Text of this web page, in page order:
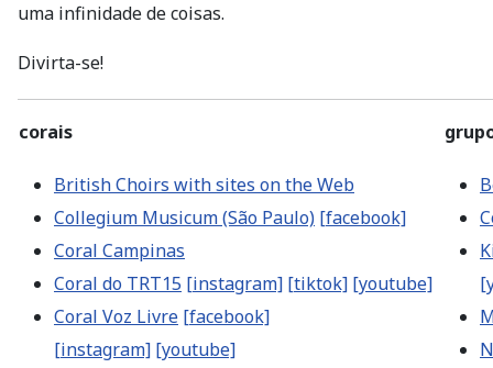
uma infinidade de coisas.
Divirta-se!
corais
British Choirs with sites on the Web
Collegium Musicum (São Paulo) [facebook]
Coral Campinas
Coral do TRT15 [instagram] [tiktok] [youtube]
Coral Voz Livre [facebook]
[instagram] [youtube]